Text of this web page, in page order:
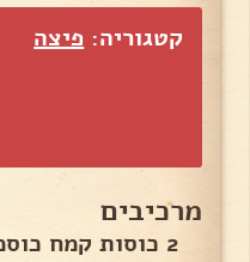
קטגוריה: פיצה
מרכיבים
2 כוסות קמח כוסמין